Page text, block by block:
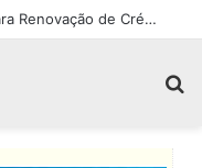
Lucas Ribeiro inspeciona obras da última etapa do Centro de Convenções